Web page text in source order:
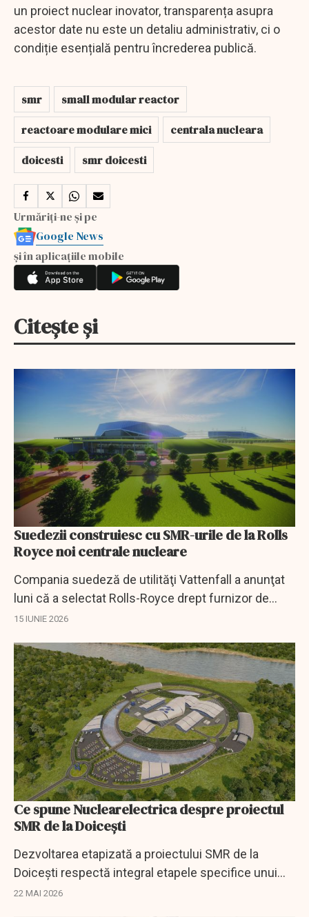
un proiect nuclear inovator, transparența asupra
acestor date nu este un detaliu administrativ, ci o
condiție esențială pentru încrederea publică.
smr
small modular reactor
reactoare modulare mici
centrala nucleara
doicesti
smr doicesti
Urmăriți-ne și pe
Google News
și în aplicațiile mobile
Citește și
Suedezii construiesc cu SMR-urile de la Rolls
Royce noi centrale nucleare
Compania suedeză de utilităţi Vattenfall a anunţat
luni că a selectat Rolls-Royce drept furnizor de
reactoare nucleare modulare mici, alegând
15 IUNIE 2026
Ce spune Nuclearelectrica despre proiectul
SMR de la Doiceşti
Dezvoltarea etapizată a proiectului SMR de la
Doiceşti respectă integral etapele specifice unui
proiect nuclear, transmite SN Nuclearelectrica.
22 MAI 2026